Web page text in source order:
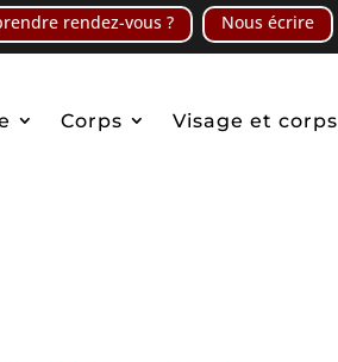
rendez-vous ? Nous écrire
Corps Visage et corps